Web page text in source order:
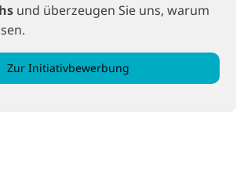
und überzeugen Sie uns, warum
Zur Initiativbewerbung